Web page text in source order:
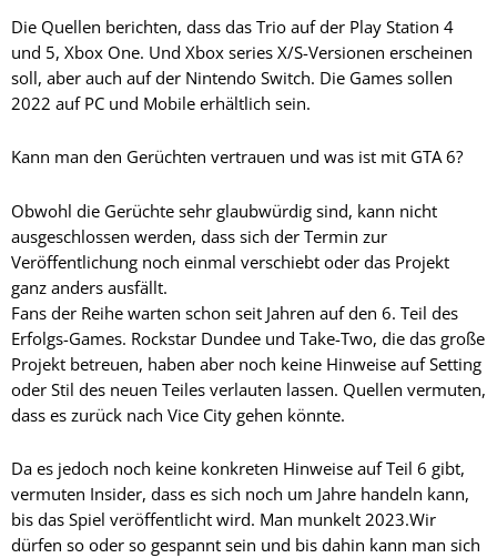
Die Quellen berichten, dass das Trio auf der Play Station 4
und 5, Xbox One. Und Xbox series X/S-Versionen erscheinen
soll, aber auch auf der Nintendo Switch. Die Games sollen
2022 auf PC und Mobile erhältlich sein.
Kann man den Gerüchten vertrauen und was ist mit GTA 6?
Obwohl die Gerüchte sehr glaubwürdig sind, kann nicht
ausgeschlossen werden, dass sich der Termin zur
Veröffentlichung noch einmal verschiebt oder das Projekt
ganz anders ausfällt.
Fans der Reihe warten schon seit Jahren auf den 6. Teil des
Erfolgs-Games. Rockstar Dundee und Take-Two, die das große
Projekt betreuen, haben aber noch keine Hinweise auf Setting
oder Stil des neuen Teiles verlauten lassen. Quellen vermuten,
dass es zurück nach Vice City gehen könnte.
Da es jedoch noch keine konkreten Hinweise auf Teil 6 gibt,
vermuten Insider, dass es sich noch um Jahre handeln kann,
bis das Spiel veröffentlicht wird. Man munkelt 2023.Wir
dürfen so oder so gespannt sein und bis dahin kann man sich